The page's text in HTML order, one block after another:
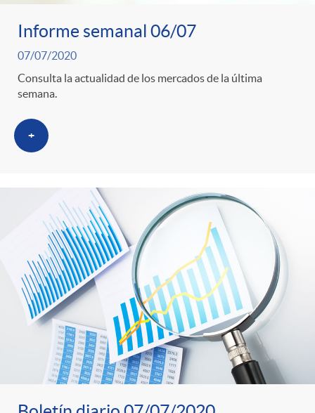
Informe semanal 06/07
07/07/2020
Consulta la actualidad de los mercados de la última
semana.
+